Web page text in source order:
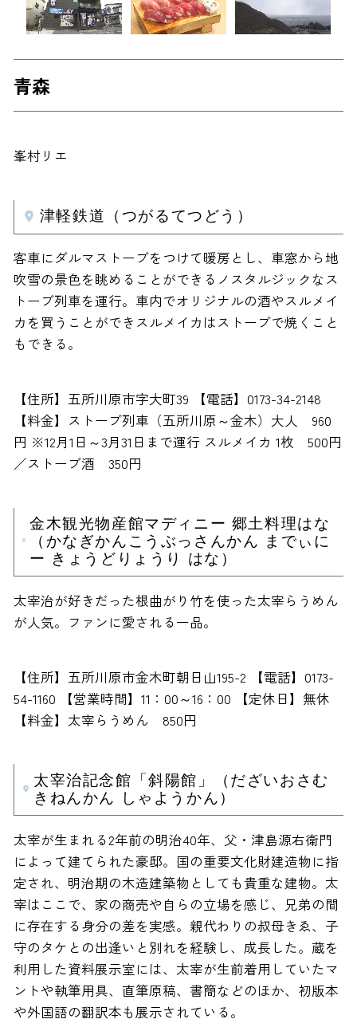
青森
峯村リエ
津軽鉄道（つがるてつどう）
客車にダルマストーブをつけて暖房とし、車窓から地
吹雪の景色を眺めることができるノスタルジックなス
トーブ列車を運行。車内でオリジナルの酒やスルメイ
カを買うことができスルメイカはストーブで焼くこと
もできる。
【住所】五所川原市字大町39 【電話】0173-34-2148
【料金】ストーブ列車（五所川原～金木）大人 960
円 ※12月1日～3月31日まで運行 スルメイカ 1枚 500円
／ストーブ酒 350円
金木観光物産館マディニー 郷土料理はな
（かなぎかんこうぶっさんかん までぃに
ー きょうどりょうり はな）
太宰治が好きだった根曲がり竹を使った太宰らうめん
が人気。ファンに愛される一品。
【住所】五所川原市金木町朝日山195-2 【電話】0173-
54-1160 【営業時間】11：00～16：00 【定休日】無休
【料金】太宰らうめん 850円
太宰治記念館「斜陽館」（だざいおさむ
きねんかん しゃようかん）
太宰が生まれる2年前の明治40年、父・津島源右衛門
によって建てられた豪邸。国の重要文化財建造物に指
定され、明治期の木造建築物としても貴重な建物。太
宰はここで、家の商売や自らの立場を感じ、兄弟の間
に存在する身分の差を実感。親代わりの叔母きゑ、子
守のタケとの出逢いと別れを経験し、成長した。蔵を
利用した資料展示室には、太宰が生前着用していたマ
ントや執筆用具、直筆原稿、書簡などのほか、初版本
や外国語の翻訳本も展示されている。